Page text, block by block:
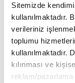
Sitemizde
kullanılmaktadır.
verileriniz
toplumu
kullanılmaktadır.
kılınması ve
reklam/pazarlama